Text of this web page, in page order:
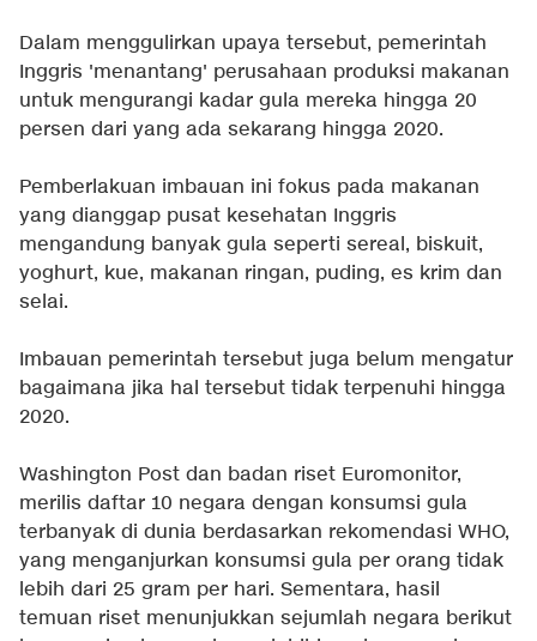
Dalam menggulirkan upaya tersebut, pemerintah
Inggris 'menantang' perusahaan produksi makanan
untuk mengurangi kadar gula mereka hingga 20
persen dari yang ada sekarang hingga 2020.
Pemberlakuan imbauan ini fokus pada makanan
yang dianggap pusat kesehatan Inggris
mengandung banyak gula seperti sereal, biskuit,
yoghurt, kue, makanan ringan, puding, es krim dan
selai.
Imbauan pemerintah tersebut juga belum mengatur
bagaimana jika hal tersebut tidak terpenuhi hingga
2020.
Washington Post dan badan riset Euromonitor,
merilis daftar 10 negara dengan konsumsi gula
terbanyak di dunia berdasarkan rekomendasi WHO,
yang menganjurkan konsumsi gula per orang tidak
lebih dari 25 gram per hari. Sementara, hasil
temuan riset menunjukkan sejumlah negara berikut